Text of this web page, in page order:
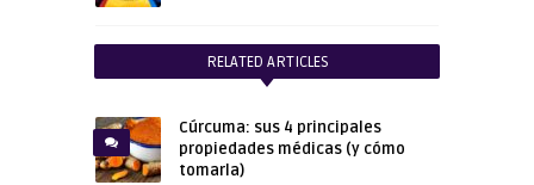
RELATED ARTICLES
Cúrcuma: sus 4 principales
propiedades médicas (y cómo
tomarla)